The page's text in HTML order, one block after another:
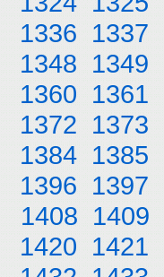
1336 1337
1348 1349
1360 1361
1372 1373
1384 1385
1396 1397
1408 1409
1420 1421